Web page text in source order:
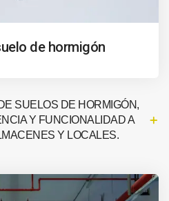
de hormigón
SUELOS DE HORMIGÓN,
Y FUNCIONALIDAD A
Y LOCALES.